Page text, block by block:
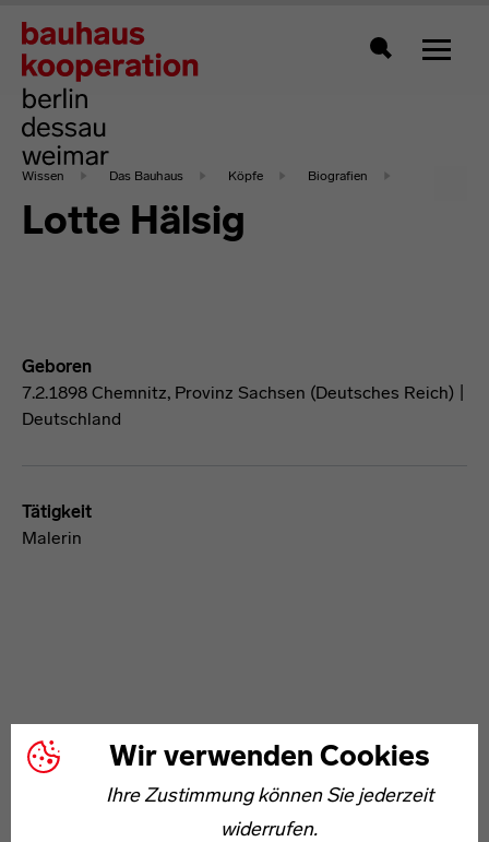
Wir verwenden Cookies
Ihre Zustimmung können Sie jederzeit
widerrufen.
Zeigt
Wissen Das Bauhaus Köpfe Biografien
Lotte Hälsig
Geboren
7.2.1898 Chemnitz, Provinz Sachsen (Deutsches Reich) |
Deutschland
Tätigkeit
Malerin
Wilhelm Fahrenberg